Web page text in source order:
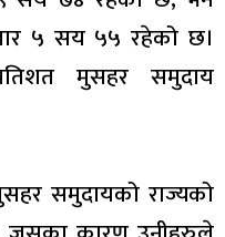
५ सय ५५ रहेको छ।
मुसहर समुदाय
समुदायको राज्यको